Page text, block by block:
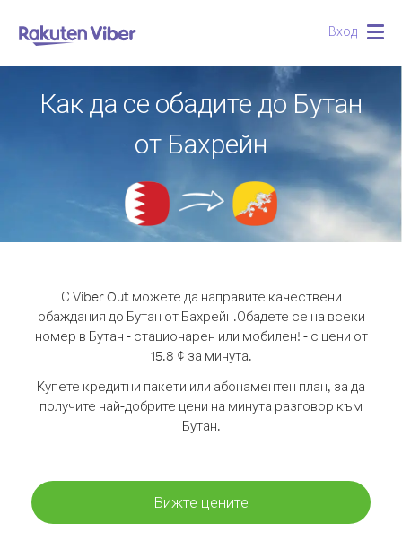
Вход
Как да се обадите до Бутан
от Бахрейн
С Viber Out можете да направите качествени
обаждания до Бутан от Бахрейн.Обадете се на всеки
номер в Бутан - стационарен или мобилен! - с цени от
15.8 ¢ за минута.
Купете кредитни пакети или абонаментен план, за да
получите най-добрите цени на минута разговор към
Бутан.
Вижте цените